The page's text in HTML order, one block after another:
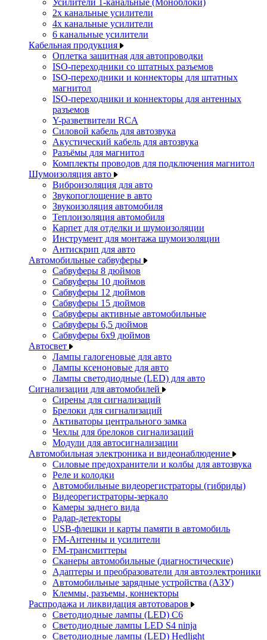
Усилители 1-канальные (Моноблоки)
2х канальные усилители
4х канальные усилители
6 канальные усилители
Кабельная продукция
Оплетка защитная для автопроводки
ISO-переходники со штатных разъемов
ISO-переходники и коннекторы для штатных
магнитол
ISO-переходники и коннекторы для антенных
разъемов
Y-разветвители RCA
Силовой кабель для автозвука
Акустический кабель для автозвука
Разъёмы для магнитол
Комплекты проводов для подключения магнитол
Шумоизоляция авто
Виброизоляция для авто
Звукопоглощение в авто
Звукоизоляция автомобиля
Теплоизоляция автомобиля
Карпет для отделки и шумоизоляции
Инструмент для монтажа шумоизоляции
Антискрип для авто
Автомобильные сабвуферы
Сабвуферы 8 дюймов
Сабвуферы 10 дюймов
Сабвуферы 12 дюймов
Сабвуферы 15 дюймов
Сабвуферы активные автомобильные
Сабвуферы 6,5 дюймов
Сабвуферы 6x9 дюймов
Автосвет
Лампы галогеновые для авто
Лампы ксеноновые для авто
Лампы светодиодные (LED) для авто
Сигнализации для автомобилей
Сирены для сигнализаций
Брелоки для сигнализаций
Активаторы центрального замка
Чехлы для брелоков сигнализаций
Модули для автосигнализации
Автомобильная электроника и видеонаблюдение
Силовые предохранители и колбы для автозвука
Реле и колодки
Автомобильные видеорегистраторы (гибриды)
Видеорегистраторы-зеркало
Камеры заднего вида
Радар-детекторы
USB-флешки и карты памяти в автомобиль
FM-Антенны и усилители
FM-трансмиттеры
Сканеры автомобильные (диагностические)
Адаптеры и преобразователи для автоэлектроники
Автомобильные зарядные устройства (АЗУ)
Клеммы, разъемы, коннекторы
Распродажа и ликвидация автотоваров
Светодиодные лампы (LED) C6
Светодиодные лампы LED S4 ninja
Светодиодные лампы (LED) Hedlight